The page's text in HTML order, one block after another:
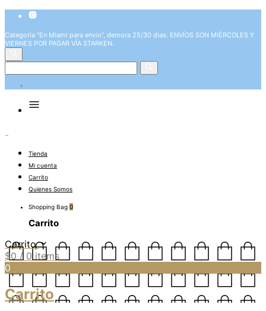
Categoria "En Miami para envio", demora 25/30 dias. ENVÍOS SON MIÉRCOLES Y
VIERNES POR PAGAR VÍA STARKEN.
Tienda
Mi cuenta
Carrito
Quienes Somos
Shopping Bag 0
Carrito
Carrito
$0 / 0 items
0
Carrito